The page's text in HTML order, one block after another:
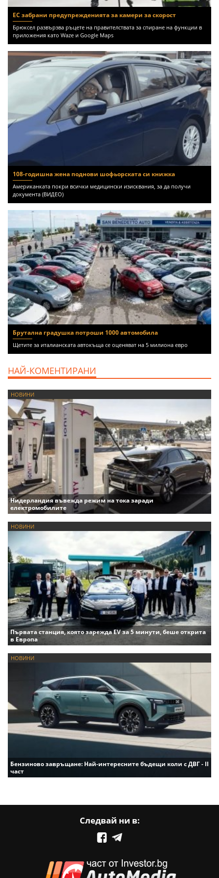
ЕС забрани предупрежденията за камери за скорост
Брюксел развързва ръцете на правителствата за спиране на функции в
приложения като Waze и Google Maps
108-годишна жена поднови шофьорската си книжка
Американката покри всички медицински изисквания, за да получи
документа (ВИДЕО)
Брутална градушка потроши 1000 автомобила
Щетите за италианската автокъща се оценяват на 5 милиона евро
НАЙ-КОМЕНТИРАНИ
НОВИНИ
Нидерландия въвежда режим на тока заради
електромобилите
НОВИНИ
Първата станция, която зарежда EV за 5 минути, беше открита
в Европа
НОВИНИ
Бензиново завръщане: Най-интересните бъдещи коли с ДВГ - II
част
Следвай ни в: